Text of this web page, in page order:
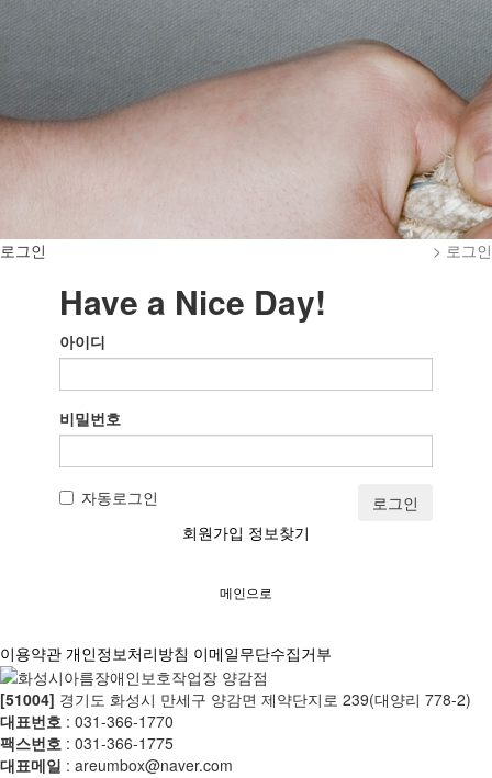
> 로그인
로그인
Have a Nice Day!
아이디
비밀번호
자동로그인
로그인
회원가입 정보찾기
메인으로
이용약관 개인정보처리방침 이메일무단수집거부
[51004] 경기도 화성시 만세구 양감면 제약단지로 239(대양리 778-2)
대표번호 : 031-366-1770
팩스번호 : 031-366-1775
대표메일 : areumbox@naver.com